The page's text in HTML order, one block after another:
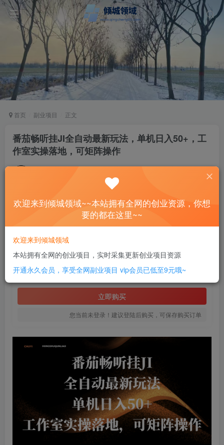
首页 副业项目 正文
番茄畅听挂JI全自动最新玩法，单机日入50+，工
作室实操落地，可矩阵操作
私信
此内容为付费资源，请付费后查看
￥ 2
SVIP全站会员免费
立即购买
您当前未登录！建议登陆后购买，可保存购买订单
付费资源
欢迎来到倾城领域~~本站拥有全网的创业资源，你想
要的都在这里~~
欢迎来到倾城领域
本站拥有全网的创业项目，实时采集更新创业项目资源
开通永久会员，享受全网副业项目 vip会员已低至9元哦~